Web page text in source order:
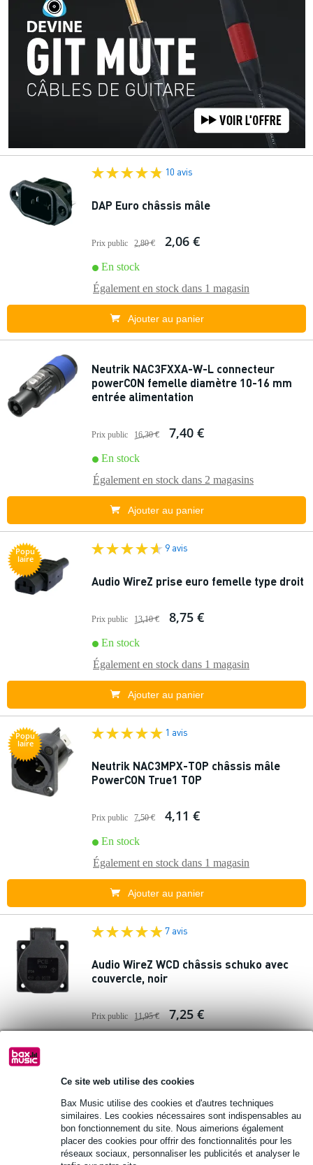
Ce site web utilise des cookies
Bax Music utilise des cookies et d'autres techniques
similaires. Les cookies nécessaires sont indispensables au
bon fonctionnement du site. Nous aimerions également
placer des cookies pour offrir des fonctionnalités pour les
réseaux sociaux, personnaliser les publicités et analyser le
10 avis
DAP Euro châssis mâle
Prix public 2,80 € 2,06 €
En stock
Également en stock dans 1 magasin
Ajouter au panier
Neutrik NAC3FXXA-W-L connecteur
powerCON femelle diamètre 10-16 mm
entrée alimentation
Prix public 16,30 € 7,40 €
En stock
Également en stock dans 2 magasins
Ajouter au panier
Popu
laire
9 avis
Audio WireZ prise euro femelle type droit
Prix public 13,10 € 8,75 €
En stock
Également en stock dans 1 magasin
Ajouter au panier
Popu
laire
1 avis
Neutrik NAC3MPX-TOP châssis mâle
PowerCON True1 TOP
Prix public 7,50 € 4,11 €
En stock
Également en stock dans 1 magasin
Ajouter au panier
7 avis
Audio WireZ WCD châssis schuko avec
couvercle, noir
Prix public 11,95 € 7,25 €
1 avis